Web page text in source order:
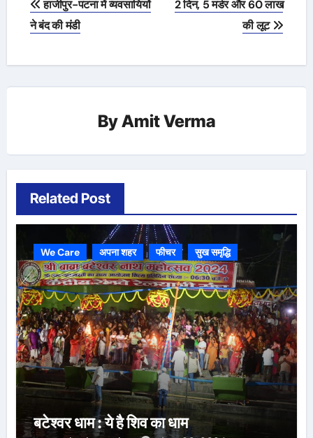
navigation
हाजीपुर-पटना में व्यवसायियों
ने बंद की मंडी
2 दिन, 5 मर्डर और 60 लाख
की लूट
ByAmit Verma
Related Post
We Care अपना शहर फीचर सुख समृद्धि
बटेश्वर धाम : ये है शिव का धाम